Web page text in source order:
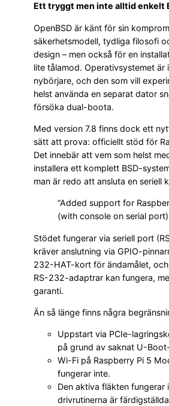
Ett tryggt men inte alltid enkelt
OpenBSD är känt för sin
säkerhetsmodell, tydliga filosofi
design – men också för en
lite tålamod. Operativsystemet är
nybörjare, och den som vill
helst använda en separat dator
försöka dual-boota.
Med version 7.8 finns dock ett
sätt att prova: officiellt stöd för
Det innebär att vem som helst
installera ett komplett BSD-
man är redo att ansluta en seriell
“Added support for
(with console on serial
Stödet fungerar via seriell port
kräver anslutning via GPIO-
232-HAT-kort för ändamålet,
RS-232-adaptrar kan fungera,
garanti.
Än så länge finns några
Uppstart via PCIe-
på grund av saknat U-
Wi-Fi på Raspberry Pi 5
fungerar inte.
Den aktiva fläkten
drivrutinerna är